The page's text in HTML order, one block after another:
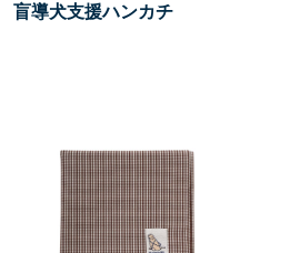
盲導犬支援ハンカチ